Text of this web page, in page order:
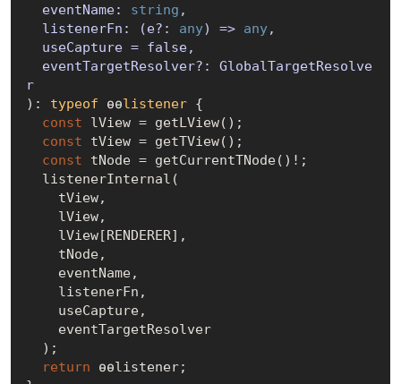
  eventName:
string ,
  listenerFn: (e?:
any) => any,
  useCapture =
false,
r
): typeof ɵɵlistener {
const lView = getLView();
const tView = getTView();
const tNode = getCurrentTNode()!;
return ɵɵlistener;